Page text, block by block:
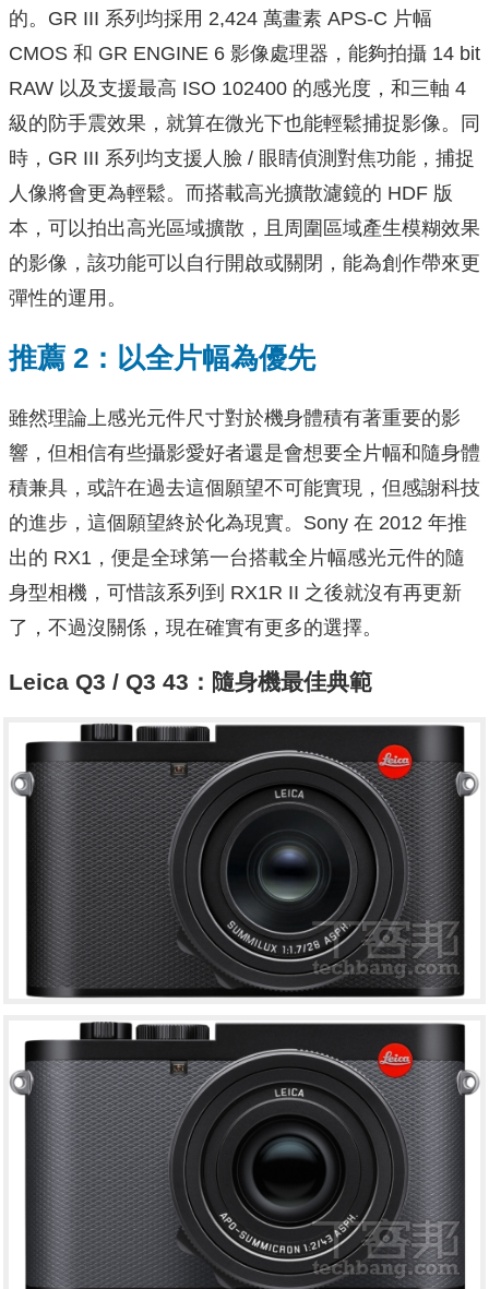
的。GR III 系列均採用 2,424 萬畫素 APS-C 片幅
CMOS 和 GR ENGINE 6 影像處理器，能夠拍攝 14 bit
RAW 以及支援最高 ISO 102400 的感光度，和三軸 4
級的防手震效果，就算在微光下也能輕鬆捕捉影像。同
時，GR III 系列均支援人臉 / 眼睛偵測對焦功能，捕捉
人像將會更為輕鬆。而搭載高光擴散濾鏡的 HDF 版
本，可以拍出高光區域擴散，且周圍區域產生模糊效果
的影像，該功能可以自行開啟或關閉，能為創作帶來更
彈性的運用。
推薦 2：以全片幅為優先
雖然理論上感光元件尺寸對於機身體積有著重要的影
響，但相信有些攝影愛好者還是會想要全片幅和隨身體
積兼具，或許在過去這個願望不可能實現，但感謝科技
的進步，這個願望終於化為現實。Sony 在 2012 年推
出的 RX1，便是全球第一台搭載全片幅感光元件的隨
身型相機，可惜該系列到 RX1R II 之後就沒有再更新
了，不過沒關係，現在確實有更多的選擇。
Leica Q3 / Q3 43：隨身機最佳典範